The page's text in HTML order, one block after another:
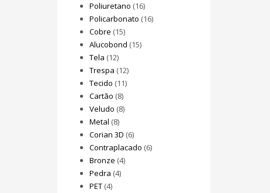
Poliuretano (16)
Policarbonato (16)
Cobre (15)
Alucobond (15)
Tela (12)
Trespa (12)
Tecido (11)
Cartão (8)
Veludo (8)
Metal (8)
Corian 3D (6)
Contraplacado (6)
Bronze (4)
Pedra (4)
PET(4)